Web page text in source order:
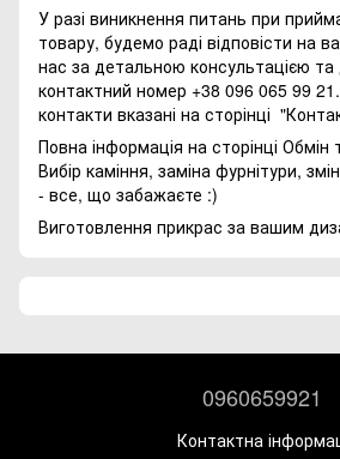
У разі виникнення питань при
товару, будемо раді відповісти на
нас за детальною консультацією
контактний номер +38 096 065 99
контакти вказані на сторінці
Повна інформація на сторінці Обмін
Вибір каміння, заміна фурнітури,
- все, що забажаєте :)
Виготовлення прикрас за вашим
0960659921
Контактна